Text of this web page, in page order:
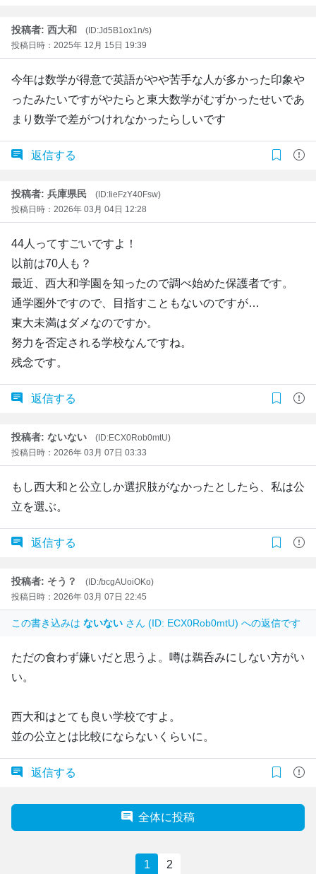
投稿者: 西大和
(ID:Jd5B1ox1n/s)
投稿日時：2025年 12月 15日 19:39
今年は数学が得意で英語がやや苦手な人が多かった印象や
ったみたいですがやたらと東大数学がむずかったせいであ
まり数学で差がつけれなかったらしいです
返信する
投稿者: 兵庫県民
(ID:IieFzY40Fsw)
投稿日時：2026年 03月 04日 12:28
44人ってすごいですよ！
以前は70人も？
最近、西大和学園を知ったので調べ始めた保護者です。
通学圏外ですので、目指すこともないのですが…
東大未満はダメなのですか。
努力を否定される学校なんですね。
残念です。
返信する
投稿者: ないない
(ID:ECX0Rob0mtU)
投稿日時：2026年 03月 07日 03:33
もし西大和と公立しか選択肢がなかったとしたら、私は公
立を選ぶ。
返信する
投稿者: そう？
(ID:/bcgAUoiOKo)
投稿日時：2026年 03月 07日 22:45
この書き込みは ないない さん (ID: ECX0Rob0mtU) への返信です
ただの食わず嫌いだと思うよ。噂は鵜呑みにしない方がい
い。
西大和はとても良い学校ですよ。
並の公立とは比較にならないくらいに。
返信する
全体に投稿
1 2